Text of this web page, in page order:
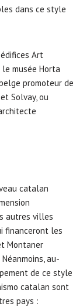
dans ce style
Art
musée Horta
promoteur de
Solvay, ou
catalan
autres villes
financeront les
Montaner
au-
de ce style
catalan sont
pays :